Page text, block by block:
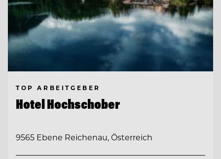
TOP ARBEITGEBER
Hotel Hochschober
9565 Ebene Reichenau, Österreich